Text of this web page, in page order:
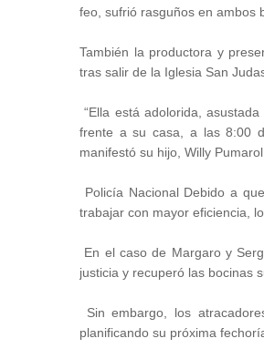
feo, sufrió rasguños en ambos
También la productora y
tras salir de la Iglesia San
“Ella está adolorida,
frente a su casa, a las 8:00
manifestó su hijo, Willy Pumarol.
Policía Nacional Debido a
trabajar con mayor eficiencia,
En el caso de Margaro y
justicia y recuperó las bocinas
Sin embargo, los
planificando su próxima